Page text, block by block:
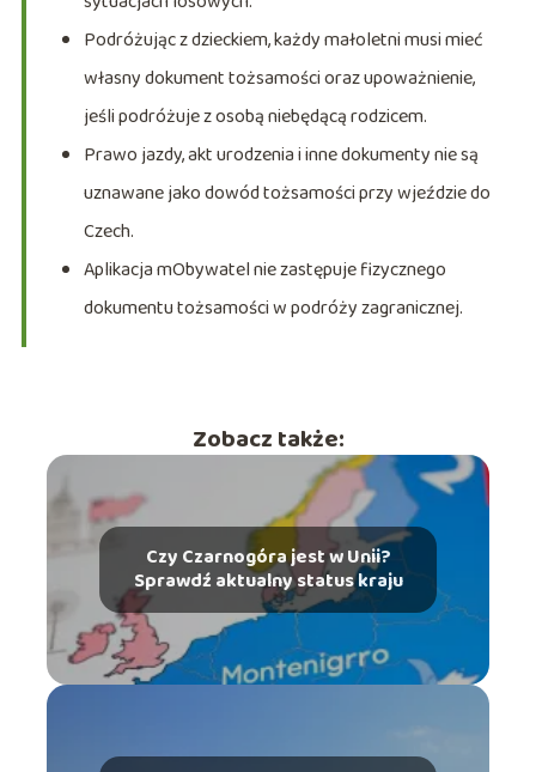
Podróżując z dzieckiem, każdy małoletni musi mieć
własny dokument tożsamości oraz upoważnienie,
jeśli podróżuje z osobą niebędącą rodzicem.
Prawo jazdy, akt urodzenia i inne dokumenty nie są
uznawane jako dowód tożsamości przy wjeździe do
Czech.
Aplikacja mObywatel nie zastępuje fizycznego
dokumentu tożsamości w podróży zagranicznej.
Zobacz także:
Czy Czarnogóra jest w Unii?
Sprawdź aktualny status kraju